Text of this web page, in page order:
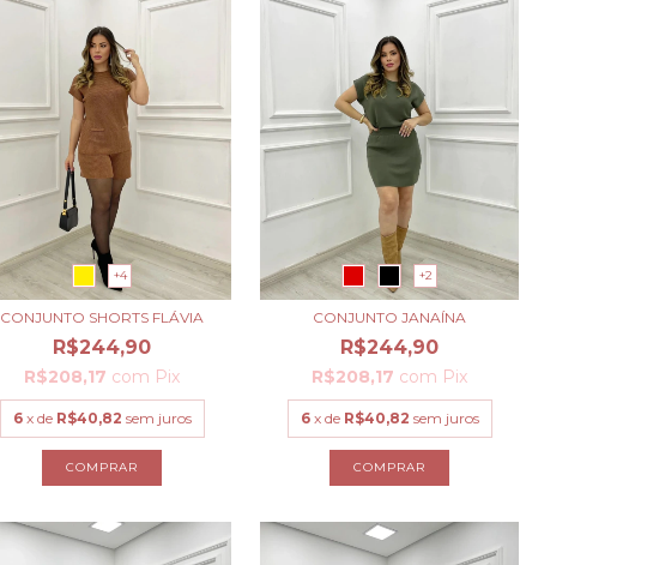
+4
CONJUNTO SHORTS FLÁVIA
R$244,90
R$208,17 com Pix
6 x de R$40,82 sem juros
COMPRAR
+2
CONJUNTO JANAÍNA
R$244,90
R$208,17 com Pix
6 x de R$40,82 sem juros
COMPRAR